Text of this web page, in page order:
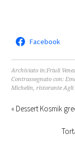
Facebook
Archiviato in:Friuli
Contrassegnato con:
Michelin,ristorante Agli
« Dessert Kosmik